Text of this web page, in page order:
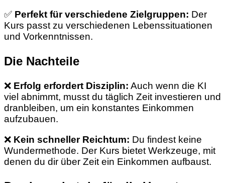
✅ Perfekt für verschiedene Zielgruppen: Der
Kurs passt zu verschiedenen Lebenssituationen
und Vorkenntnissen.
Die Nachteile
❌ Erfolg erfordert Disziplin: Auch wenn die KI
viel abnimmt, musst du täglich Zeit investieren und
dranbleiben, um ein konstantes Einkommen
aufzubauen.
❌ Kein schneller Reichtum: Du findest keine
Wundermethode. Der Kurs bietet Werkzeuge, mit
denen du dir über Zeit ein Einkommen aufbaust.